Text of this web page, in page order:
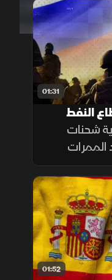
01:31
النفط
شحنات
الممرات
ضغوطا
01:52